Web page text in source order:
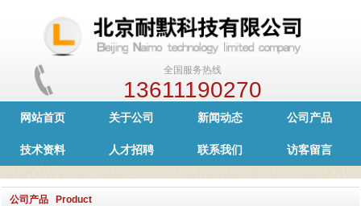
全国服务热线
13611190270
网站首页 关于公司 新闻动态 公司产品
技术资料 人才招聘 联系我们 访客留言
公司产品 Product